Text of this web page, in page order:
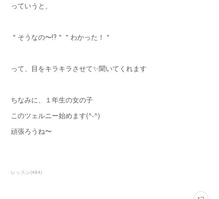
っていうと、
＂そうなの〜⁉️＂＂わかった！＂
って、目をキラキラさせて✨聞いてくれます
ちなみに、１年生の女の子
このツェルニー始めます(^-^)
頑張ろうね〜
レッスン(464)